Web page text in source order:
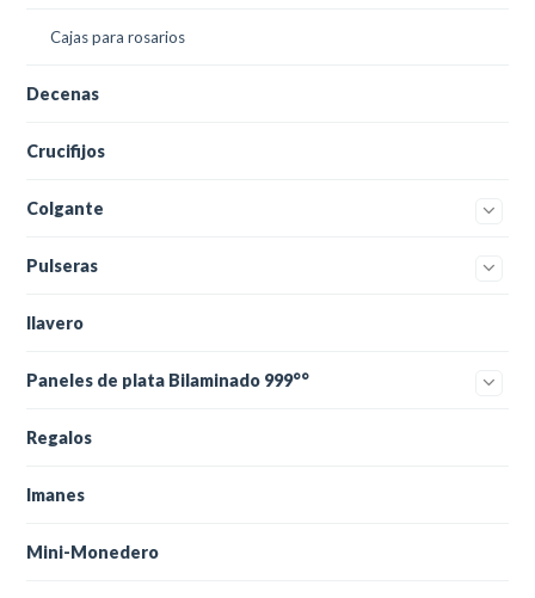
Cajas para rosarios
Decenas
Crucifijos
Colgante
Pulseras
llavero
Paneles de plata Bilaminado 999°°
Regalos
Imanes
Mini-Monedero